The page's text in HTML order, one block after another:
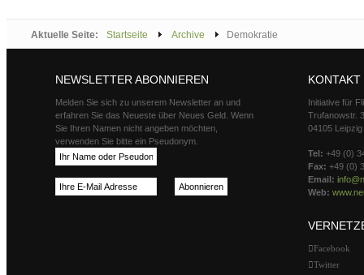
Aktuelle Seite: Startseite Archive Demokratie
NEWSLETTER ABONNIEREN
Melden Sie sich zu unserem Newsletter an und
erfahren Sie das Neueste über Neues Geld. Wenn
Sie Ihren Namen nicht angeben möchten,
verwenden Sie bitte ein Pseudonym.
KONTAKT
Initiative für
Trufanowstr.
04105 Leipzig
Tel: +49 (0)
Fax: +49 (0)
Email:
Web:
Facebook
Twitter